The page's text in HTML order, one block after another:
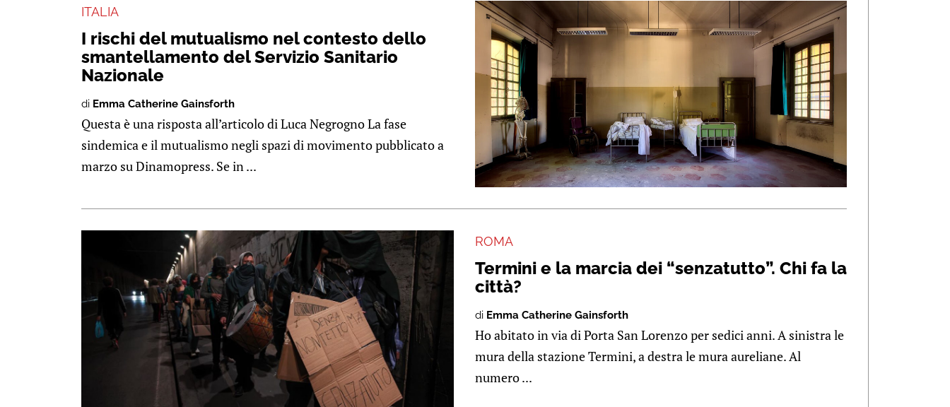
ITALIA
I rischi del mutualismo nel contesto dello
smantellamento del Servizio Sanitario
Nazionale
di Emma Catherine Gainsforth
Questa è una risposta all’articolo di Luca Negrogno La fase
sindemica e il mutualismo negli spazi di movimento pubblicato a
marzo su Dinamopress. Se in ...
ROMA
Termini e la marcia dei “senzatutto”. Chi fa la
città?
di Emma Catherine Gainsforth
Ho abitato in via di Porta San Lorenzo per sedici anni. A sinistra le
mura della stazione Termini, a destra le mura aureliane. Al
numero ...